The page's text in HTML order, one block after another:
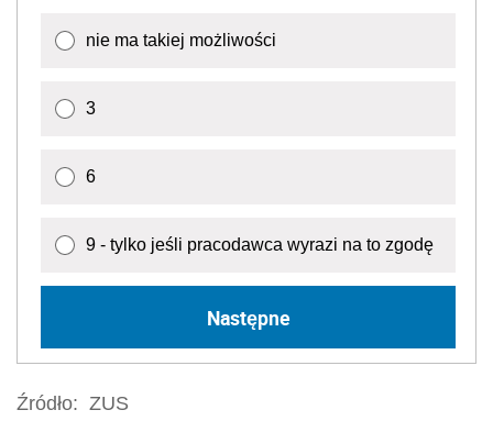
nie ma takiej możliwości
3
6
9 - tylko jeśli pracodawca wyrazi na to zgodę
Następne
Źródło: ZUS